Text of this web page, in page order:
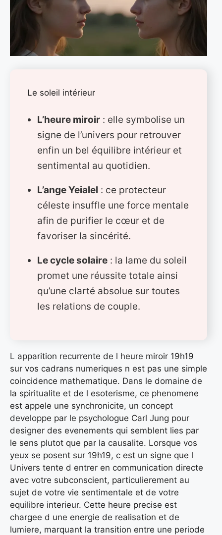
Le soleil intérieur
L’heure miroir : elle symbolise un
signe de l’univers pour retrouver
enfin un bel équilibre intérieur et
sentimental au quotidien.
L’ange Yeialel : ce protecteur
céleste insuffle une force mentale
afin de purifier le cœur et de
favoriser la sincérité.
Le cycle solaire : la lame du soleil
promet une réussite totale ainsi
qu’une clarté absolue sur toutes
les relations de couple.
L apparition recurrente de l heure miroir 19h19
sur vos cadrans numeriques n est pas une simple
coincidence mathematique. Dans le domaine de
la spiritualite et de l esoterisme, ce phenomene
est appele une synchronicite, un concept
developpe par le psychologue Carl Jung pour
designer des evenements qui semblent lies par
le sens plutot que par la causalite. Lorsque vos
yeux se posent sur 19h19, c est un signe que l
Univers tente d entrer en communication directe
avec votre subconscient, particulierement au
sujet de votre vie sentimentale et de votre
equilibre interieur. Cette heure precise est
chargee d une energie de realisation et de
lumiere, marquant la transition entre une periode